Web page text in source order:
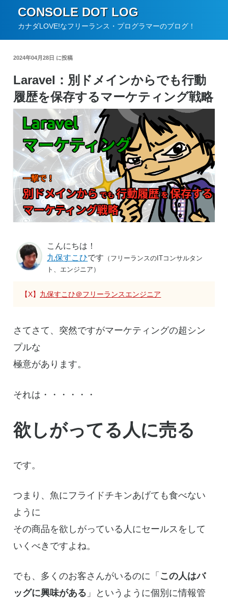
CONSOLE DOT LOG
カナダLOVE!なフリーランス・プログラマーのブログ！
2024年04月28日 に投稿
Laravel：別ドメインからでも行動
履歴を保存するマーケティング戦略
こんにちは！
九保すこひです （フリーランスのITコンサルタン
ト、エンジニア）
【X】 九保すこひ＠フリーランスエンジニア
さてさて、突然ですがマーケティングの超シン
プルな
極意があります。
それは・・・・・・
欲しがってる人に売る
です。
つまり、魚にフライドチキンあげても食べない
ように
その商品を欲しがっている人にセールスをして
いくべきですよね。
でも、多くのお客さんがいるのに「 この人はバ
ッグに興味がある 」というように個別に情報管